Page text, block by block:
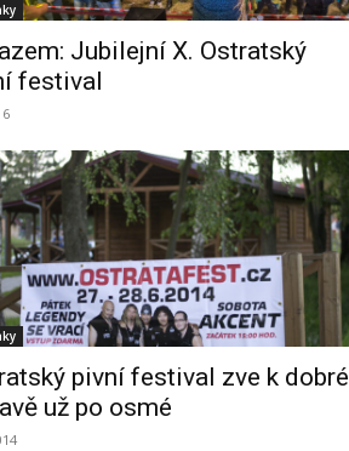
Jubilejní X. Ostratský
festival
pivní festival zve k dobré
už po osmé